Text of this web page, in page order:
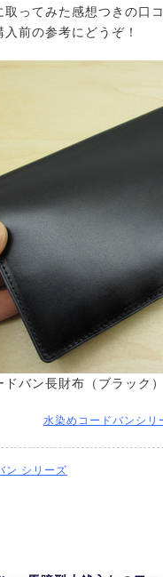
取ってみた感想つきの口
前の参考にどうぞ！
ドバン長財布（ブラック
水染めコードバンシ
ン シリーズ